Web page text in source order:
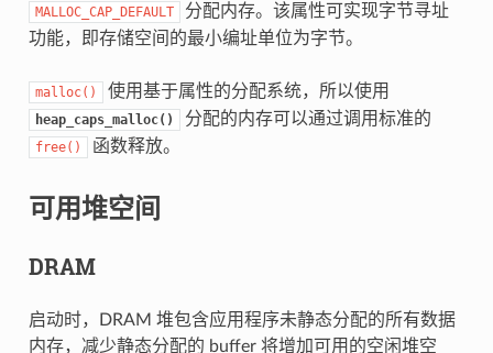
MALLOC_CAP_DEFAULT
分配内存。该属性可实现字节寻址
功能，即存储空间的最小编址单位为字节。
malloc() 使用基于属性的分配系统，所以使用
heap_caps_malloc() 分配的内存可以通过调用标准的
free() 函数释放。
可用堆空间
DRAM
启动时，DRAM 堆包含应用程序未静态分配的所有数据
内存，减少静态分配的 buffer 将增加可用的空闲堆空